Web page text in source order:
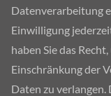
Datenverarbeitung
Einwilligung
haben Sie das
Einschränkung der
Daten zu